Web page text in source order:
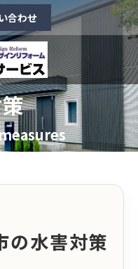
合わせ
の水害対策